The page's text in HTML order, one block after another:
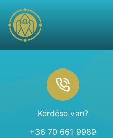
Kérdése van?
+36 70 661 9989